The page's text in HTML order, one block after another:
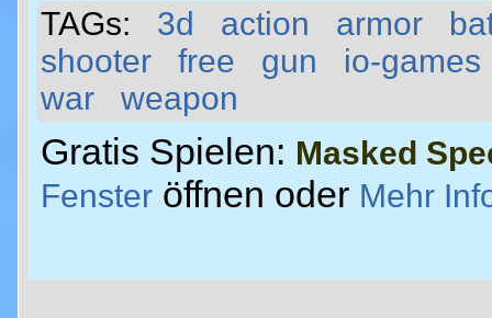
TAGs: 3d action armor
shooter
free gun
io-games
war
weapon
Gratis Spielen: Masked
Fenster öffnen oder Mehr